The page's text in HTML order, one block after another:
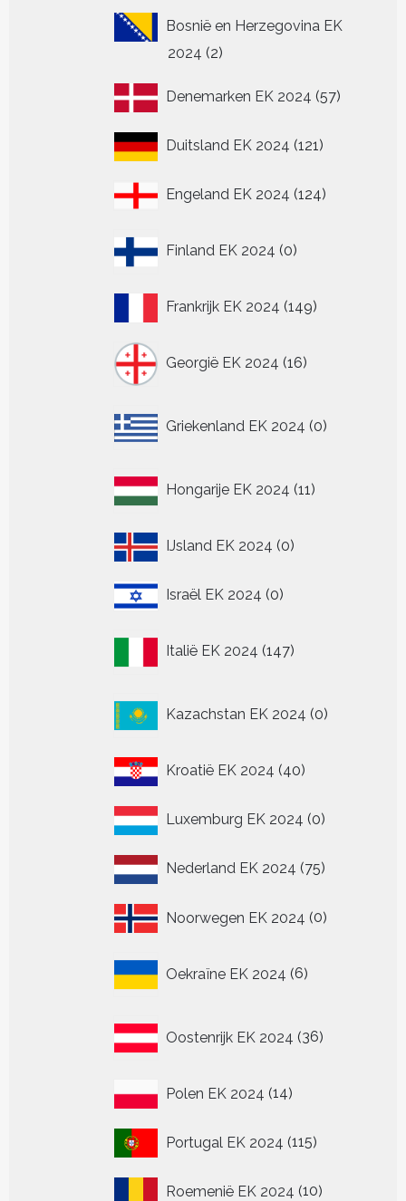
Bosnië en Herzegovina EK
2024 22
Denemarken EK 2024 5757
Duitsland EK 2024 121121
Engeland EK 2024 124124
Finland EK 2024 0
producten
Frankrijk EK 2024 149149
Georgië EK 2024 16
producten
Griekenland EK 2024 0
producten
Hongarije EK 2024 11
producten
IJsland EK 2024 00
Israël EK 2024 00
Italië EK 2024 147
producten
Kazachstan EK 2024 0
producten
Kroatië EK 2024 4040
Luxemburg EK 2024 00
Nederland EK 2024 7575
Noorwegen EK 2024 00
Oekraïne EK 2024 6
producten
Oostenrijk EK 2024 36
producten
Polen EK 2024 1414
Portugal EK 2024 115115
Roemenië EK 2024 1010